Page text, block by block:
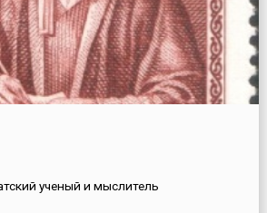
ученый и мыслитель